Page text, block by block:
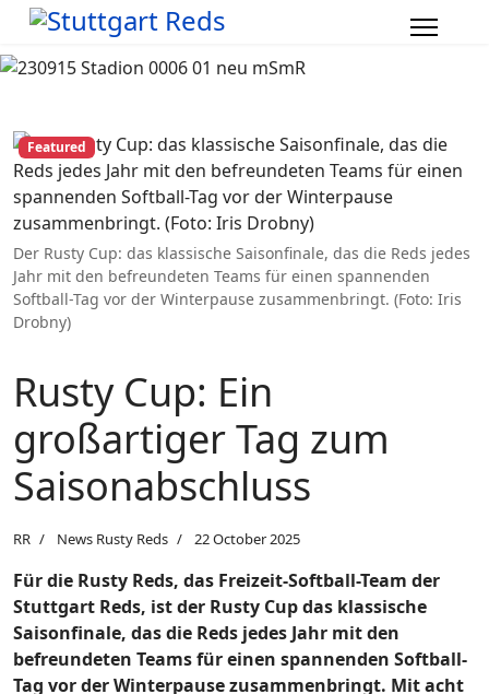
Der Rusty Cup: das klassische Saisonfinale, das die Reds jedes
Jahr mit den befreundeten Teams für einen spannenden
Softball-Tag vor der Winterpause zusammenbringt. (Foto: Iris
Drobny)
Featured
Rusty Cup: Ein
großartiger Tag zum
Saisonabschluss
RR News Rusty Reds 22 October 2025
Für die Rusty Reds, das Freizeit-Softball-Team der
Stuttgart Reds, ist der Rusty Cup das klassische
Saisonfinale, das die Reds jedes Jahr mit den
befreundeten Teams für einen spannenden Softball-
Tag vor der Winterpause zusammenbringt. Mit acht